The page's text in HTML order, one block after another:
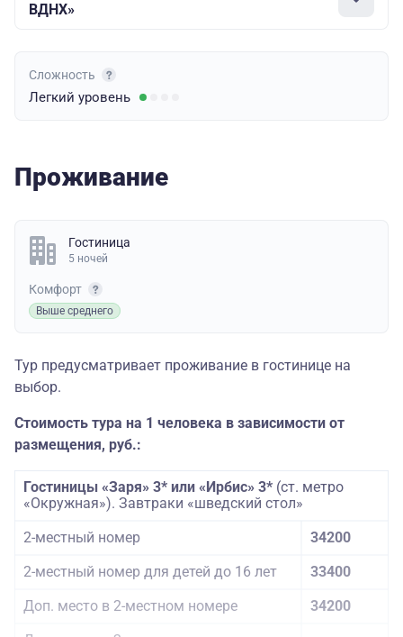
ВДНХ»
Сложность
Легкий уровень
Проживание
Гостиница
5 ночей
Комфорт
Выше среднего
Тур предусматривает проживание в гостинице на
выбор.
Стоимость тура на 1 человека в зависимости от
размещения, руб.:
Гостиницы «Заря» 3* или «Ирбис» 3* (ст. метро
«Окружная»). Завтраки «шведский стол»
2-местный номер
34200
2-местный номер для детей до 16 лет
33400
Доп. место в 2-местном номере
34200